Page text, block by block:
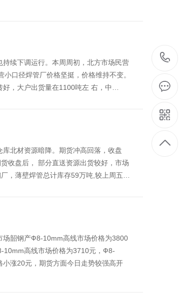
续下调运行。本周周初，北方市场民营
口径焊管厂价格坚挺，价格维持不变。
，大户出货量在1100吨左 右，中…
北材资源暗降。期货冲高回落，收盘
收盘后， 部分直送资源出货较好，市场
，薄壁焊管总计库存59万吨,较上周五…
场韶钢产Ф8-10mm高线市场价格为3800
高线市场价格为3710元，Ф8-
涨20元，期货方面今日走势较强高开